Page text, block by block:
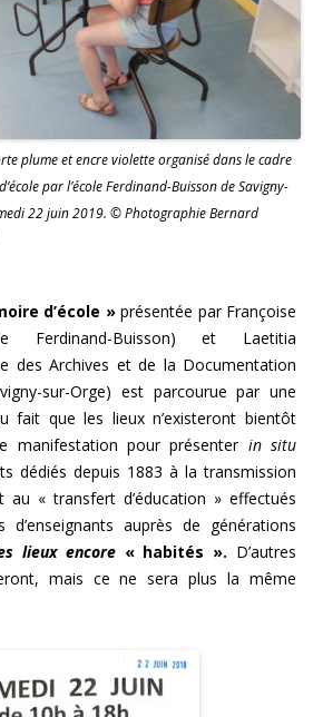
plume et encre violette organisé dans le cadre
par l’école Ferdinand-Buisson de Savigny-
22 juin 2019. © Photographie Bernard
d’école »présentée par Françoise
Ferdinand-Buisson) et Laetitia
des Archives et de la Documentation
sur-Orge) est parcourue par une
fait que les lieux n’existeront bientôt
manifestation pour présenter in situ
dédiés depuis 1883 à la transmission
au « transfert d’éducation » effectués
d’enseignants auprès de générations
lieux encore« habités ». D’autres
mais ce ne sera plus la même